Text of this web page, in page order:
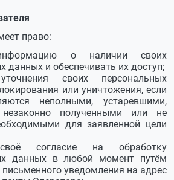
право:
о наличии своих
данных и обеспечивать их доступ;
своих персональных
или уничтожения, если
неполными, устаревшими,
полученными или не
для заявленной цели
согласие на обработку
данных в любой момент путём
уведомления на адрес